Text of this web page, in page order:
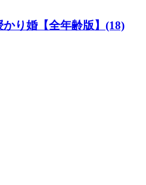
り婚【全年齢版】(18)